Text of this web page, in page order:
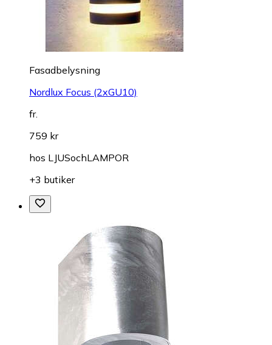
Fasadbelysning
Nordlux Focus (2xGU10)
fr.
759 kr
hos LJUSochLAMPOR
+3 butiker